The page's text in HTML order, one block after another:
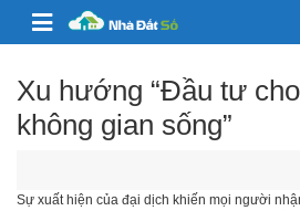
Skip to content BÁN
Xu hướng “Đầu tư
không gian sống”
Sự xuất hiện của đại dịch khiến mọi người